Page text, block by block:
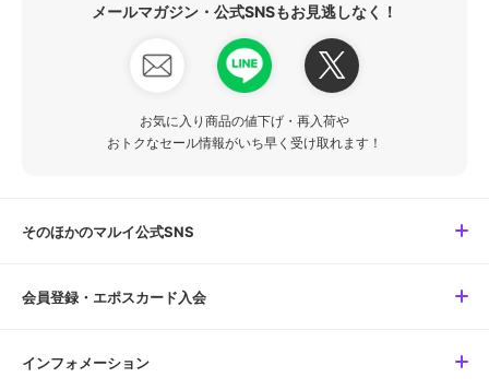
メールマガジン・公式SNSもお見逃しなく！
お気に入り商品の値下げ・再入荷や
おトクなセール情報がいち早く受け取れます！
そのほかのマルイ公式SNS
会員登録・エポスカード入会
インフォメーション